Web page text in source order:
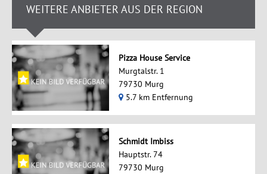
WEITERE ANBIETER AUS DER REGION
Pizza House Service
Murgtalstr. 1
79730 Murg
5.7 km Entfernung
Schmidt Imbiss
Hauptstr. 74
79730 Murg